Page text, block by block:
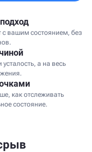
вашим состоянием, без
а на весь
как отслеживать
состояние.